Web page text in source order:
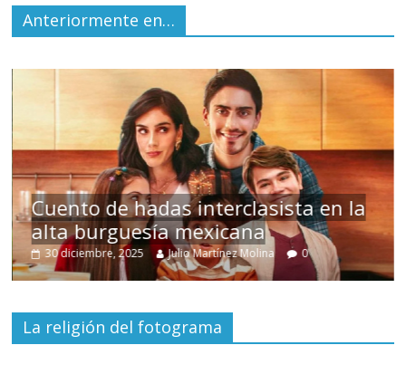
Anteriormente en…
Cuento de hadas interclasista en la
alta burguesía mexicana
30 diciembre, 2025 Julio Martínez Molina 0
La religión del fotograma